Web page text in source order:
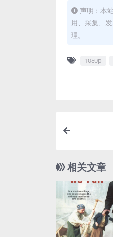
声明：本
用、采集、
理。
1080p
相关文章